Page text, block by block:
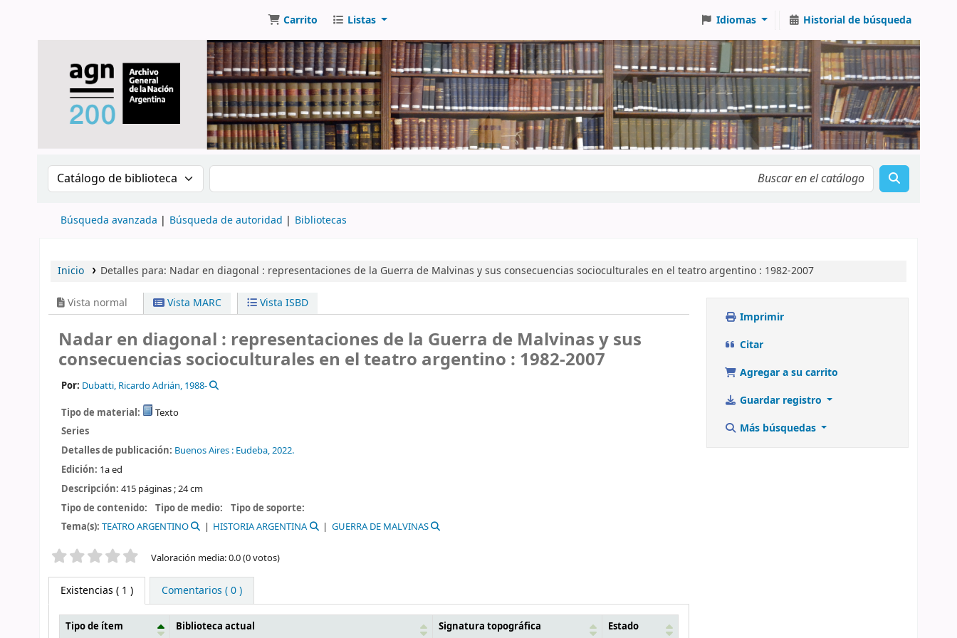
Carrito Listas Idiomas Historial de búsqueda
Buscar en el catálogo por: Buscar en el catálogo
Búsqueda avanzada Búsqueda de autoridad Bibliotecas
Inicio Detalles para: Nadar en diagonal : representaciones de la Guerra de Malvinas y sus consecuencias socioculturales en el teatro argentino : 1982-2007
Vista normal Vista MARC Vista ISBD
Nadar en diagonal : representaciones de la Guerra de Malvinas y sus
consecuencias socioculturales en el teatro argentino : 1982-2007
Por: Dubatti, Ricardo Adrián, 1988-
Tipo de material:
Texto
Series
Detalles de publicación: Buenos Aires : Eudeba,2022.
Edición: 1a ed
Descripción: 415 páginas ; 24 cm
Tipo de contenido:
Tipo de medio:
Tipo de soporte:
Tema(s): TEATRO ARGENTINO HISTORIA ARGENTINA GUERRA DE MALVINAS
Valoración Valoración media: 0.0 (0 votos)
Existencias ( 1 ) Comentarios ( 0 )
Tipo de ítem Biblioteca actual Signatura topográfica Estado
Imprimir
Citar
Agregar a su carrito
Guardar registro
Más búsquedas